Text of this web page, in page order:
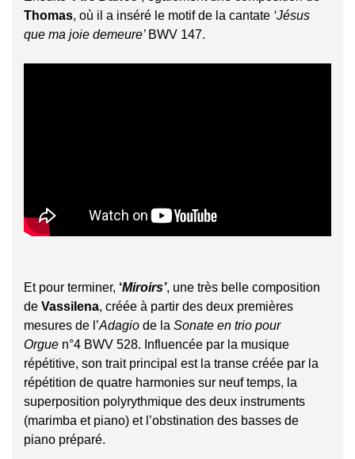
Thomas, où il a inséré le motif de la cantate ‘Jésus
que ma joie demeure’ BWV 147.
Et pour terminer, ‘Miroirs’, une très belle composition
de Vassilena, créée à partir des deux premières
mesures de l’Adagio de la Sonate en trio pour
Orgue n°4 BWV 528. Influencée par la musique
répétitive, son trait principal est la transe créée par la
répétition de quatre harmonies sur neuf temps, la
superposition polyrythmique des deux instruments
(marimba et piano) et l’obstination des basses de
piano préparé.